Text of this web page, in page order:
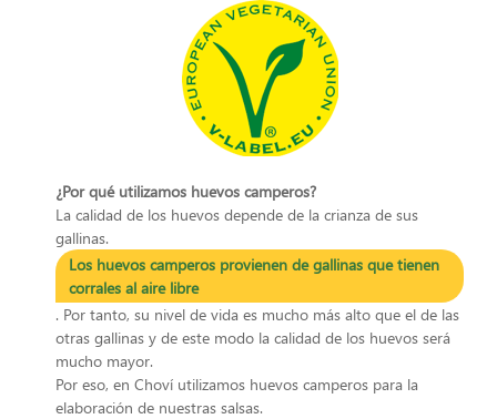
¿Por qué utilizamos huevos camperos?
La calidad de los huevos depende de la crianza de sus
gallinas.
Los huevos camperos provienen de gallinas que tienen
corrales al aire libre
. Por tanto, su nivel de vida es mucho más alto que el de las
otras gallinas y de este modo la calidad de los huevos será
mucho mayor.
Por eso, en Choví utilizamos huevos camperos para la
elaboración de nuestras salsas.